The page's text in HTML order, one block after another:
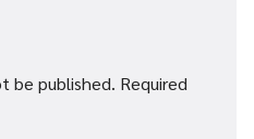
be published. Required